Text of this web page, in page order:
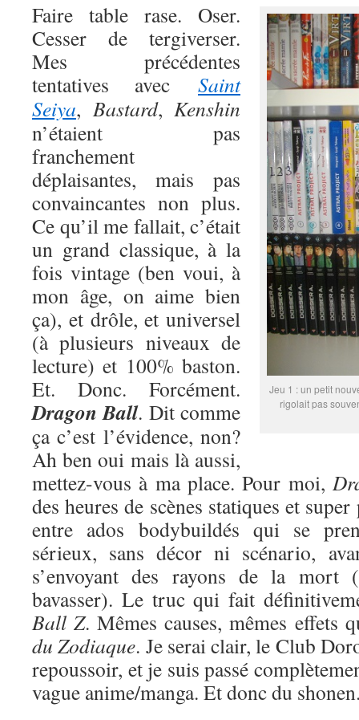
Jeu 1 : un petit
rigolait pas
Faire table rase. Oser.
Cesser de tergiverser.
Mes précédentes
tentatives avec Saint
Seiya, Bastard, Kenshin
n’étaient pas
franchement
déplaisantes, mais pas
convaincantes non plus.
Ce qu’il me fallait, c’était
un grand classique, à la
fois vintage (ben voui, à
mon âge, on aime bien
ça), et drôle, et universel
(à plusieurs niveaux de
lecture) et 100% baston.
Et. Donc. Forcément.
Dragon Ball. Dit comme
ça c’est l’évidence, non?
Ah ben oui mais là aussi,
mettez-vous à ma place. Pour moi,
des heures de scènes statiques et
entre ados bodybuildés qui se
sérieux, sans décor ni scénario,
s’envoyant des rayons de la mort
bavasser). Le truc qui fait
Ball Z. Mêmes causes, mêmes effets
du Zodiaque. Je serai clair, le Club
repoussoir, et je suis passé
vague anime/manga. Et donc du